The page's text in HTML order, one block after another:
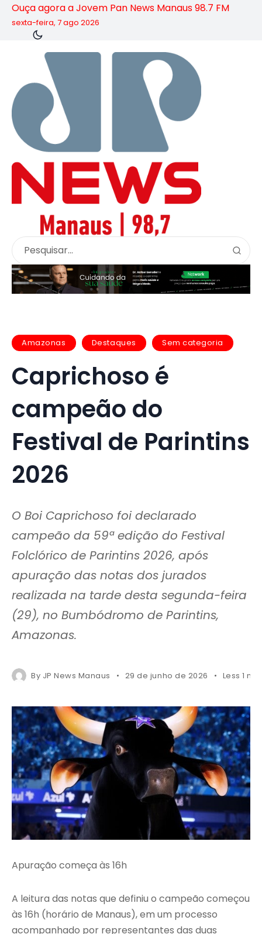
Ouça agora a Jovem Pan News Manaus 98.7 FM
sexta-feira, 7 ago 2026
Amazonas Destaques Sem categoria
Caprichoso é
campeão do
Festival de Parintins
2026
O Boi Caprichoso foi declarado
campeão da 59ª edição do Festival
Folclórico de Parintins 2026, após
apuração das notas dos jurados
realizada na tarde desta segunda-feira
(29), no Bumbódromo de Parintins,
Amazonas.
By JP News Manaus 29 de junho de 2026 Less 1
Apuração começa às 16h
A leitura das notas que definiu o campeão começou
às 16h (horário de Manaus), em um processo
acompanhado por representantes das duas